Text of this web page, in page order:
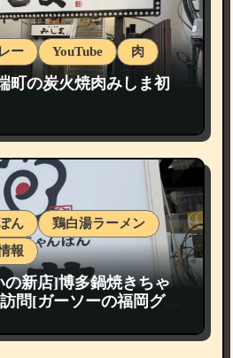
ー YouTube 肉
町の炭火焼肉みしま初
ん
鶏白湯ラーメン
報
新店]博多鍋焼きちゃ
問[ガーソーの福岡グル